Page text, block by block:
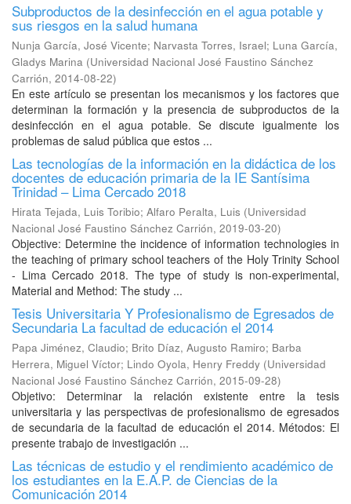
Subproductos de la desinfección en el agua potable y
sus riesgos en la salud humana
Nunja García, José Vicente; Narvasta Torres, Israel; Luna García,
Gladys Marina (Universidad Nacional José Faustino Sánchez
Carrión, 2014-08-22)
En este artículo se presentan los mecanismos y los factores que
determinan la formación y la presencia de subproductos de la
desinfección en el agua potable. Se discute igualmente los
problemas de salud pública que estos ...
Las tecnologías de la información en la didáctica de los
docentes de educación primaria de la IE Santísima
Trinidad – Lima Cercado 2018
Hirata Tejada, Luis Toribio; Alfaro Peralta, Luis (Universidad
Nacional José Faustino Sánchez Carrión, 2019-03-20)
Objective: Determine the incidence of information technologies in
the teaching of primary school teachers of the Holy Trinity School
- Lima Cercado 2018. The type of study is non-experimental,
Material and Method: The study ...
Tesis Universitaria Y Profesionalismo de Egresados de
Secundaria La facultad de educación el 2014
Papa Jiménez, Claudio; Brito Díaz, Augusto Ramiro; Barba
Herrera, Miguel Víctor; Lindo Oyola, Henry Freddy (Universidad
Nacional José Faustino Sánchez Carrión, 2015-09-28)
Objetivo: Determinar la relación existente entre la tesis
universitaria y las perspectivas de profesionalismo de egresados
de secundaria de la facultad de educación el 2014. Métodos: El
presente trabajo de investigación ...
Las técnicas de estudio y el rendimiento académico de
los estudiantes en la E.A.P. de Ciencias de la
Comunicación 2014